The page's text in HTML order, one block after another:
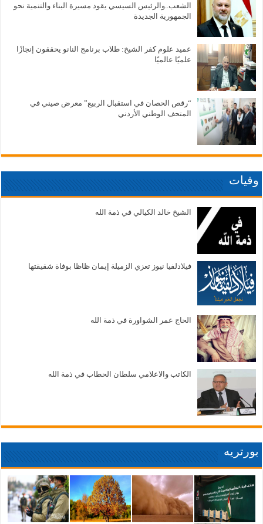
الشعب..والرئيس السيسي يقود مسيرة البناء والتنمية نحو
الجمهورية الجديدة
عميد علوم كفر الشيخ: طلاب برنامج النانو يحققون إنجازًا
علميًا عالميًا
“رقص الحصان في استقبال الربيع” معرض صيني في
المتحف الوطني الأردني
وفيات
الشيخ خالد الكيالي في ذمة الله
فيلادلفيا نيوز تعزي الزميلة إيمان ظاظا بوفاة شقيقتها
الحاج عمر الشواورة في ذمة الله
الكاتب والاعلامي سلطان الحطاب في ذمة الله
بورتريه